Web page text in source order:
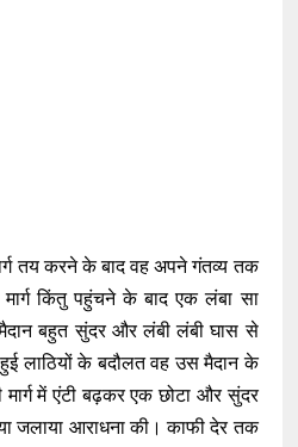
तय करने के बाद वह अपने गंतव्य तक
किंतु पहुंचने के बाद एक लंबा सा
बहुत सुंदर और लंबी लंबी घास से
लाठियों के बदौलत वह उस मैदान के
में एंटी बढ़कर एक छोटा और सुंदर
जलाया आराधना की। काफी देर तक